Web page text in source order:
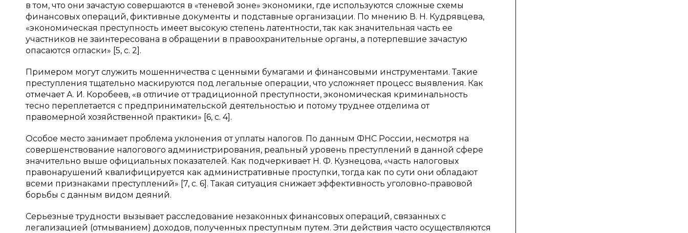
в том, что они зачастую совершаются в «теневой зоне» экономики, где используются сложные схемы
финансовых операций, фиктивные документы и подставные организации. По мнению В. Н. Кудрявцева,
«экономическая преступность имеет высокую степень латентности, так как значительная часть ее
участников не заинтересована в обращении в правоохранительные органы, а потерпевшие зачастую
опасаются огласки» [5, c. 2].
Примером могут служить мошенничества с ценными бумагами и финансовыми инструментами. Такие
преступления тщательно маскируются под легальные операции, что усложняет процесс выявления. Как
отмечает А. И. Коробеев, «в отличие от традиционной преступности, экономическая криминальность
тесно переплетается с предпринимательской деятельностью и потому труднее отделима от
правомерной хозяйственной практики» [6, c. 4].
Особое место занимает проблема уклонения от уплаты налогов. По данным ФНС России, несмотря на
совершенствование налогового администрирования, реальный уровень преступлений в данной сфере
значительно выше официальных показателей. Как подчеркивает Н. Ф. Кузнецова, «часть налоговых
правонарушений квалифицируется как административные проступки, тогда как по сути они обладают
всеми признаками преступлений» [7, c. 6]. Такая ситуация снижает эффективность уголовно-правовой
борьбы с данным видом деяний.
Серьезные трудности вызывает расследование незаконных финансовых операций, связанных с
легализацией (отмыванием) доходов, полученных преступным путем. Эти действия часто осуществляются